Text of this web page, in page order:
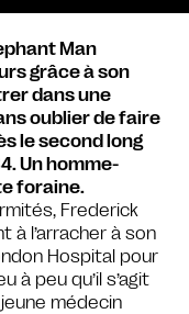
Man
grâce à son
dans une
oublier de faire
le second long
Un homme-
foraine.
Frederick
à l’arracher à son
Hospital pour
à peu qu’il s’agit
médecin